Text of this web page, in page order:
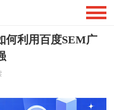
何利用百度SEM广